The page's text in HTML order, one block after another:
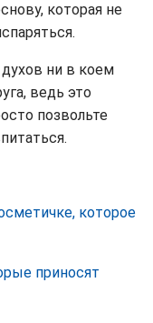
которая не
ни в коем
ведь это
позвольте
которое
приносят